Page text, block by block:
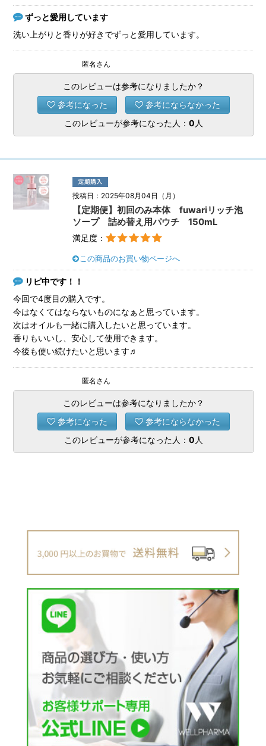
ずっと愛用しています
洗い上がりと香りが好きでずっと愛用しています。
匿名さん
このレビューは参考になりましたか？
参考になった
参考にならなかった
このレビューが参考になった人： 0 人
投稿日：2025年08月04日（月）
【定期便】初回のみ本体 fuwariリッチ泡
ソープ 詰め替え用パウチ 150mL
満足度：
この商品のお買い物ページへ
リピ中です！！
今回で4度目の購入です。
今はなくてはならないものになぁと思っています。
次はオイルも一緒に購入したいと思っています。
香りもいいし、安心して使用できます。
今後も使い続けたいと思います♬
匿名さん
このレビューは参考になりましたか？
参考になった
参考にならなかった
このレビューが参考になった人： 0 人